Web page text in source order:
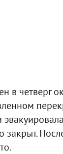
в четверг